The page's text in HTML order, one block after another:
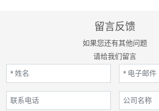
留言反馈
如果您还有其他问题
请给我们留言